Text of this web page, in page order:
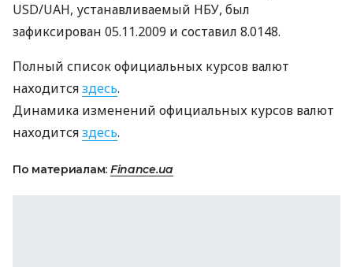
USD/UAH, устанавливаемый НБУ, был
зафиксирован 05.11.2009 и составил 8.0148.
Полный список официальных курсов валют
находитсяздесь.
Динамика изменений официальных курсов валют
находитсяздесь.
По материалам: Finance.ua